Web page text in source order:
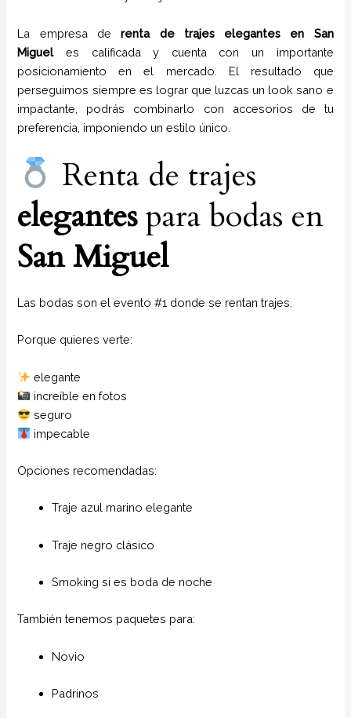
La empresa derenta de trajes elegantes en San
Miguel
es calificada y cuenta con un importante
posicionamiento en el mercado. El resultado que
perseguimos siempre es lograr que luzcas un look sano e
impactante, podrás combinarlo con accesorios de tu
preferencia, imponiendo un estilo único.
Renta de trajes
elegantespara bodas en
San Miguel
Las bodas son el evento #1 donde se rentan trajes.
Porque quieres verte:
elegante
increíble en fotos
seguro
impecable
Opciones recomendadas:
Traje azul marino elegante
Traje negro clásico
Smoking si es boda de noche
También tenemos paquetes para:
Novio
Padrinos